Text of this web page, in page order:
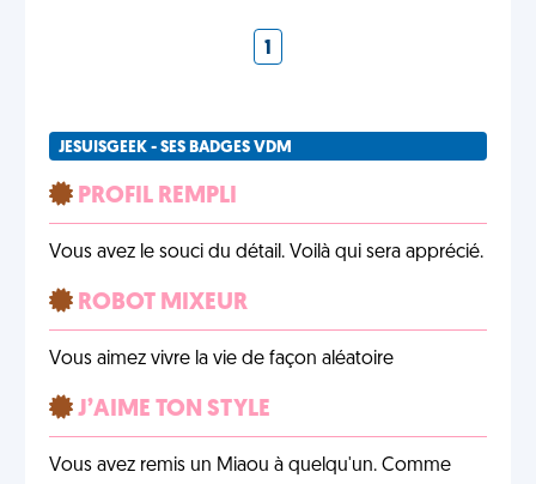
1
JESUISGEEK - SES BADGES VDM
PROFIL REMPLI
Vous avez le souci du détail. Voilà qui sera apprécié.
ROBOT MIXEUR
Vous aimez vivre la vie de façon aléatoire
J’AIME TON STYLE
Vous avez remis un Miaou à quelqu'un. Comme